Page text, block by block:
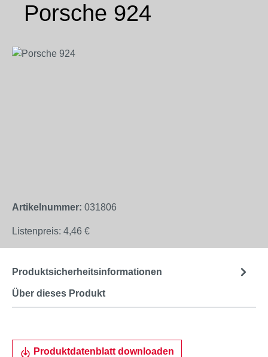
Porsche 924
Bildergalerie überspringen
Artikelnummer: 031806
Listenpreis: 4,46 €
Über dieses Produkt
Produktsicherheitsinformationen
Produktdatenblatt downloaden